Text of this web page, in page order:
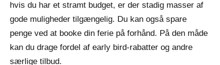
hvis du har et stramt budget, er der stadig masser af
gode muligheder tilgængelig. Du kan også spare
penge ved at booke din ferie på forhånd. På den måde
kan du drage fordel af early bird-rabatter og andre
særlige tilbud.